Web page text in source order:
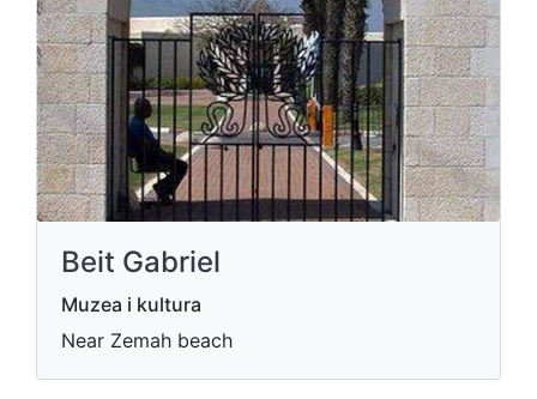
Beit Gabriel
Muzea i kultura
Near Zemah beach